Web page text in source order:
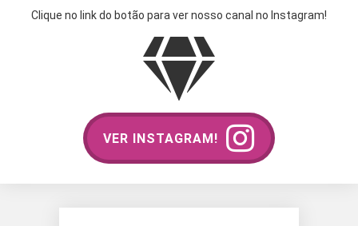
Clique no link do botão para ver nosso canal no Instagram!
VER INSTAGRAM!